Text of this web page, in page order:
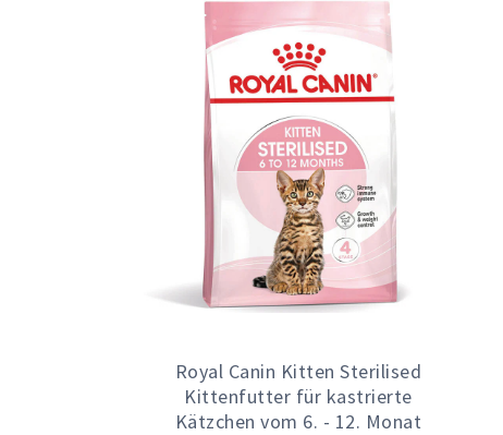
Royal Canin Kitten Sterilised
Kittenfutter für kastrierte
Kätzchen vom 6. - 12. Monat